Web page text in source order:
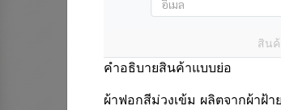
สิน
คำอธิบายสินค้าแบบย่อ
ผ้าฟอกสีม่วงเข้ม ผลิตจากผ้าฝ้